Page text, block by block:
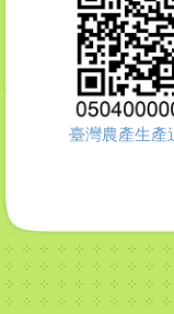
臺灣農產生產